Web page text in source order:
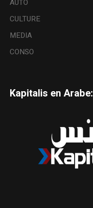
AUTO
CULTURE
MEDIA
CONSO
Kapitalis en Arabe: